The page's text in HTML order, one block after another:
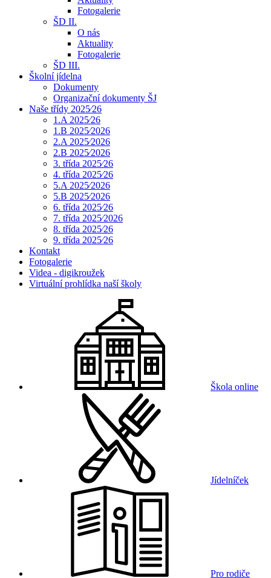
Fotogalerie
ŠD II.
O nás
Aktuality
Fotogalerie
ŠD III.
Školní jídelna
Dokumenty
Organizační dokumenty ŠJ
Naše třídy 2025⁄26
1.A 2025⁄26
1.B 2025⁄2026
2.A 2025⁄2026
2.B 2025⁄2026
3. třída 2025⁄26
4. třída 2025⁄26
5.A 2025⁄2026
5.B 2025⁄2026
6. třída 2025⁄26
7. třída 2025⁄2026
8. třída 2025⁄26
9. třída 2025⁄26
Kontakt
Fotogalerie
Videa - digikroužek
Virtuální prohlídka naší školy
Škola online
Jídelníček
Pro rodiče